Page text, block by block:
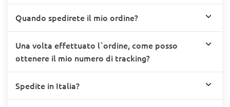
Quando spedirete il mio ordine?
Una volta effettuato l`ordine, come posso
ottenere il mio numero di tracking?
Spedite in Italia?